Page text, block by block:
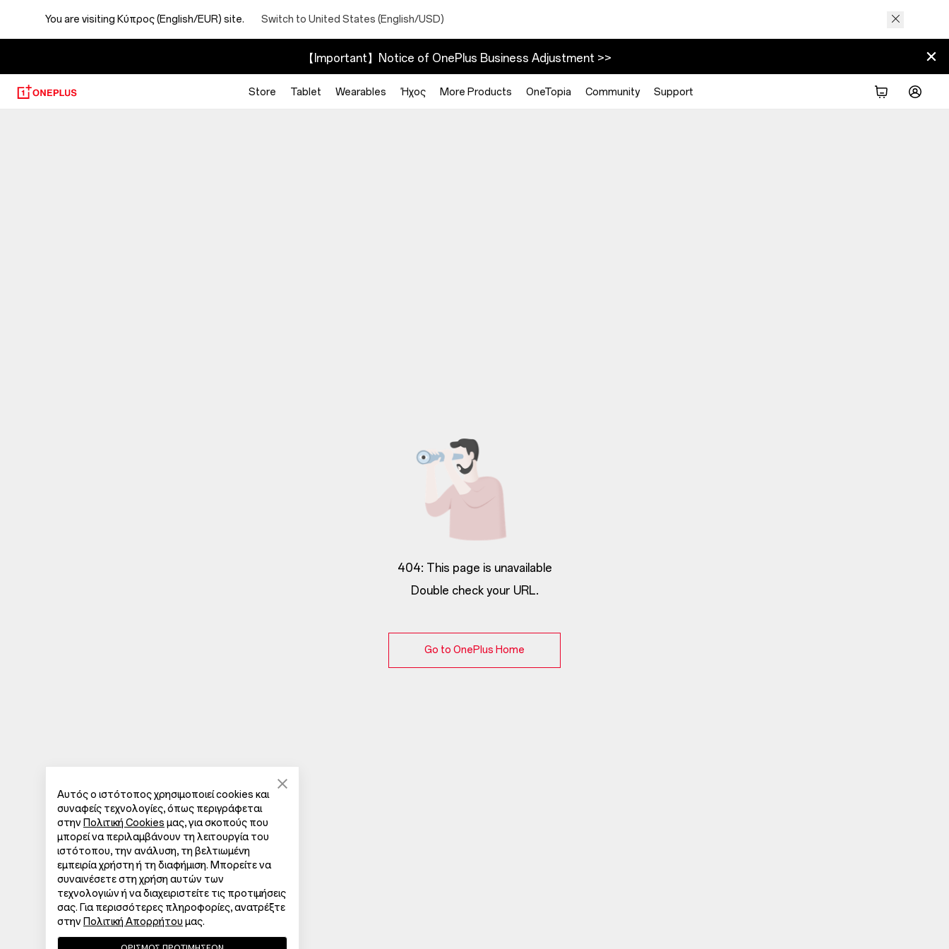
You are visiting Κύπρος (English/EUR) site. Switch to United States (English/USD)
【Important】Notice of OnePlus Business Adjustment >>
Store Tablet Wearables Ήχος More Products OneTopia Community Support
404: This page is unavailable
Double check your URL.
Go to OnePlus Home
Αυτός ο ιστότοπος χρησιμοποιεί cookies και
συναφείς τεχνολογίες, όπως περιγράφεται
στην Πολιτική Cookies μας, για σκοπούς που
μπορεί να περιλαμβάνουν τη λειτουργία του
ιστότοπου, την ανάλυση, τη βελτιωμένη
εμπειρία χρήστη ή τη διαφήμιση. Μπορείτε να
συναινέσετε στη χρήση αυτών των
τεχνολογιών ή να διαχειριστείτε τις προτιμήσεις
σας. Για περισσότερες πληροφορίες, ανατρέξτε
στην Πολιτική Απορρήτου μας.